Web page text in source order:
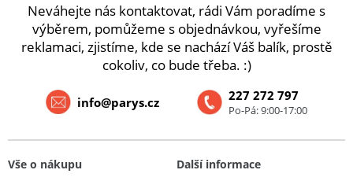
Neváhejte nás kontaktovat, rádi Vám poradíme s
výběrem, pomůžeme s objednávkou, vyřešíme
reklamaci, zjistíme, kde se nachází Váš balík, prostě
cokoliv, co bude třeba. :)
227 272 797
Po-Pá: 9:00-17:00
info@parys.cz
Vše o nákupu
Další informace